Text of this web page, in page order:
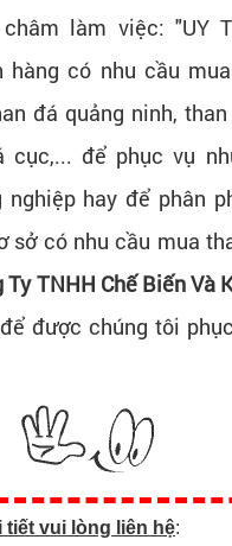
làm việc: "UY
hàng có nhu cầu
đá quảng ninh,
cục,... để phục vụ
nghiệp hay để phân
sở có nhu cầu mua
Ty TNHH Chế Biến Và
để được chúng tôi
tiết vui lòng liên hệ: